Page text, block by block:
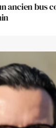
ancien bus